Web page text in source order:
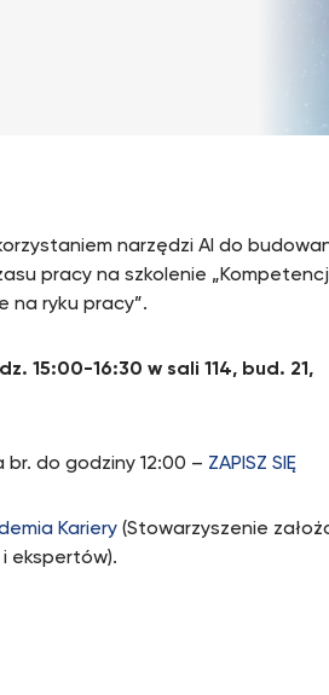
narzędzi AI do
pracy na szkolenie
na ryku pracy”.
15:00-16:30 w sali 114, bud. 21,
br. do godziny 12:00 – ZAPISZ SIĘ
Kariery (Stowarzyszenie
ekspertów).